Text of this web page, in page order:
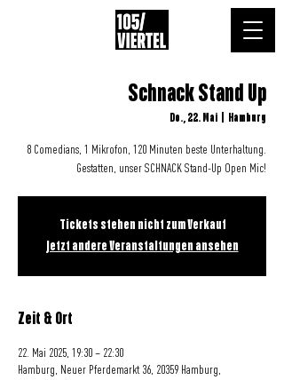
Schnack Stand Up
Do., 22. Mai Hamburg
8 Comedians, 1 Mikrofon, 120 Minuten beste Unterhaltung.
Gestatten, unser SCHNACK Stand-Up Open Mic!
Tickets stehen nicht zum Verkauf
Jetzt andere Veranstaltungen ansehen
Zeit & Ort
22. Mai 2025, 19:30 – 22:30
Hamburg, Neuer Pferdemarkt 36, 20359 Hamburg,